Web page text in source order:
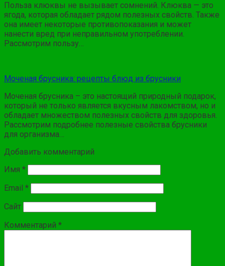
Польза клюквы не вызывает сомнений. Клюква — это
ягода, которая обладает рядом полезных свойств. Также
она имеет некоторые противопоказания и может
нанести вред при неправильном употреблении.
Рассмотрим пользу…
Моченая брусника: рецепты блюд из брусники
Моченая брусника – это настоящий природный подарок,
который не только является вкусным лакомством, но и
обладает множеством полезных свойств для здоровья.
Рассмотрим подробнее полезные свойства брусники
для организма…
Добавить комментарий
Имя *
Email *
Сайт
Комментарий *